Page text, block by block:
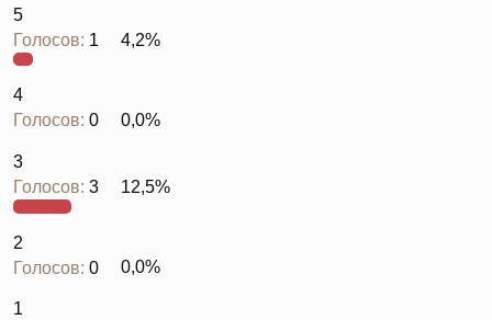
5
Голосов: 1 4,2%
4
Голосов: 0 0,0%
3
Голосов: 3 12,5%
2
Голосов: 0 0,0%
1